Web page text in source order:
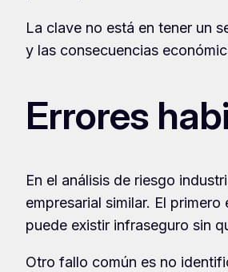
La clave no está en tener un
y las consecuencias
Errores
En el análisis de riesgo
empresarial similar. El
puede existir infraseguro sin
Otro fallo común es no